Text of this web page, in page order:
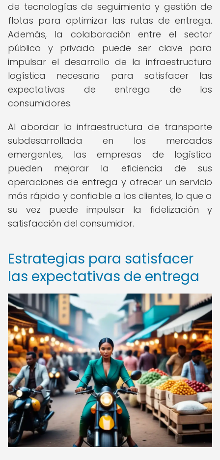
de tecnologías de seguimiento y gestión de
flotas para optimizar las rutas de entrega.
Además, la colaboración entre el sector
público y privado puede ser clave para
impulsar el desarrollo de la infraestructura
logística necesaria para satisfacer las
expectativas de entrega de los
consumidores.
Al abordar la infraestructura de transporte
subdesarrollada en los mercados
emergentes, las empresas de logística
pueden mejorar la eficiencia de sus
operaciones de entrega y ofrecer un servicio
más rápido y confiable a los clientes, lo que a
su vez puede impulsar la fidelización y
satisfacción del consumidor.
Estrategias para satisfacer
las expectativas de entrega